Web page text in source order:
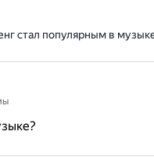
стал популярным в